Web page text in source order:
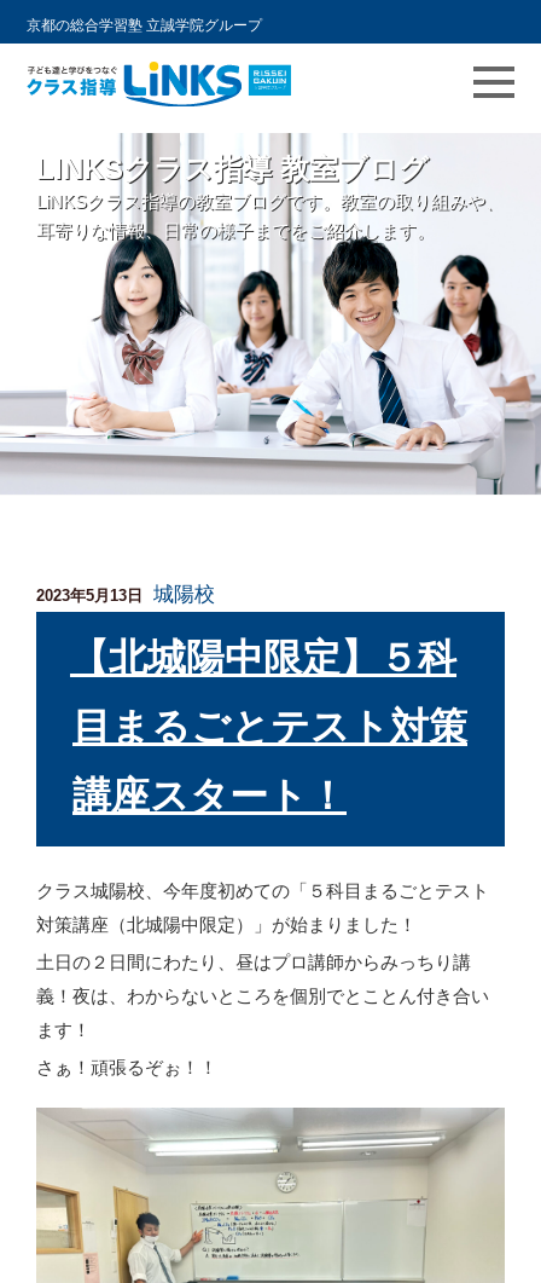
京都の総合学習塾 立誠学院グループ
LINKSクラス指導 教室ブログ
LiNKSクラス指導の教室ブログです。教室の取り組みや、
耳寄りな情報、日常の様子までをご紹介します。
投
2023年5月13日 城陽校
【北城陽中限定】５科
目まるごとテスト対策
講座スタート！
クラス城陽校、今年度初めての「５科目まるごとテスト
対策講座（北城陽中限定）」が始まりました！
土日の２日間にわたり、昼はプロ講師からみっちり講
義！夜は、わからないところを個別でとことん付き合い
ます！
さぁ！頑張るぞぉ！！